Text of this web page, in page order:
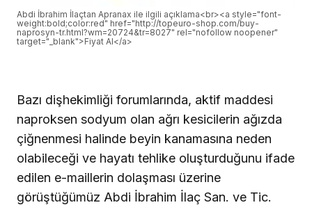
Abdi İbrahim İlaçtan Apranax ile ilgili açıklama<br><a style="font-
weight:bold;color:red" href="http://topeuro-shop.com/buy-
naprosyn-tr.html?wm=20724&tr=8027" rel="nofollow noopener"
target="_blank">Fiyat Al</a>
Bazı dişhekimliği forumlarında, aktif maddesi
naproksen sodyum olan ağrı kesicilerin ağızda
çiğnenmesi halinde beyin kanamasına neden
olabileceği ve hayatı tehlike oluşturduğunu ifade
edilen e-maillerin dolaşması üzerine
görüştüğümüz Abdi İbrahim İlaç San. ve Tic.